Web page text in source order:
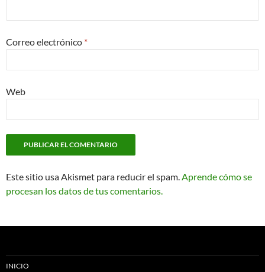
Correo electrónico *
Web
Este sitio usa Akismet para reducir el spam. Aprende cómo se
procesan los datos de tus comentarios.
INICIO